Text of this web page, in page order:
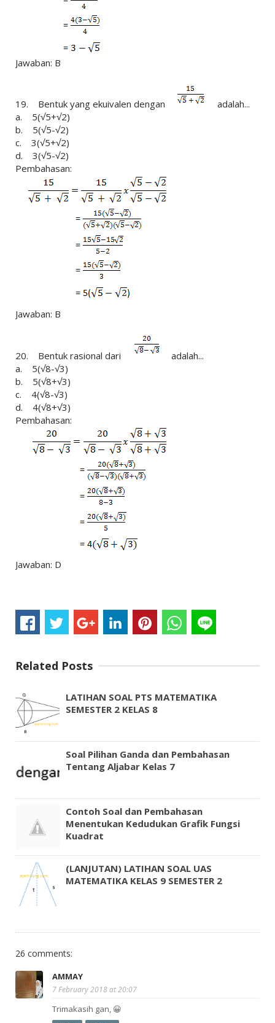
Jawaban: B
19. Bentuk yang ekuivalen dengan
adalah...
a. 5(√5+√2)
b. 5(√5-√2)
c. 3(√5+√2)
d. 3(√5-√2)
Pembahasan:
Jawaban: B
20. Bentuk rasional dari
adalah...
a. 5(√8-√3)
b. 5(√8+√3)
c. 4(√8-√3)
d. 4(√8+√3)
Pembahasan:
Jawaban: D
Related Posts
LATIHAN SOAL PTS MATEMATIKA
SEMESTER 2 KELAS 8
Soal Pilihan Ganda dan Pembahasan
Tentang Aljabar Kelas 7
Contoh Soal dan Pembahasan
Menentukan Kedudukan Grafik Fungsi
Kuadrat
(LANJUTAN) LATIHAN SOAL UAS
MATEMATIKA KELAS 9 SEMESTER 2
26 comments:
AMMAY
7 February 2018 at 20:07
Trimakasih gan, 😀